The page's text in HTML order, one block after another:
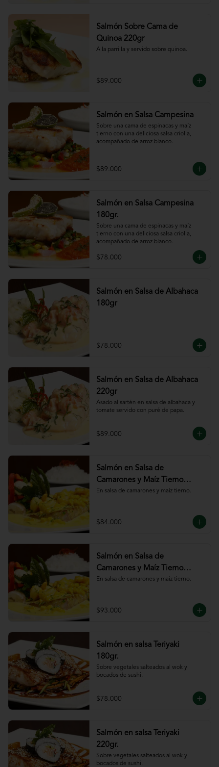
Salmón Sobre Cama de
Quinoa 220gr
A la parrilla y servido sobre quinoa.
$89.000
Salmón en Salsa Campesina
Sobre una cama de espinacas y maíz
tierno con una deliciosa salsa criolla,
acompañado de arroz blanco.
$89.000
Salmón en Salsa Campesina
180gr.
Sobre una cama de espinacas y maíz
tierno con una deliciosa salsa criolla,
acompañado de arroz blanco.
$78.000
Salmón en Salsa de Albahaca
180gr
$78.000
Salmón en Salsa de Albahaca
220gr
Asado al sartén en salsa de albahaca y
tomate servido con puré de papa.
$89.000
Salmón en Salsa de
Camarones y Maíz Tierno
180gr
En salsa de camarones y maíz tierno.
$84.000
Salmón en Salsa de
Camarones y Maíz Tierno
220gr
En salsa de camarones y maíz tierno.
$93.000
Salmón en salsa Teriyaki
180gr.
Sobre vegetales salteados al wok y
bocados de sushi.
$78.000
Salmón en salsa Teriyaki
220gr.
Sobre vegetales salteados al wok y
bocados de sushi.